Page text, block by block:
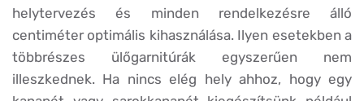
helytervezés és minden rendelkezésre álló
centiméter optimális kihasználása. Ilyen esetekben a
többrészes ülőgarnitúrák egyszerűen nem
illeszkednek. Ha nincs elég hely ahhoz, hogy egy